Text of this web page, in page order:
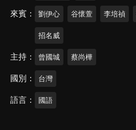
來賓 劉伊心 谷懷萱 李培禎
招名威
主持 曾國城 蔡尚樺
國別 台灣
語言 國語